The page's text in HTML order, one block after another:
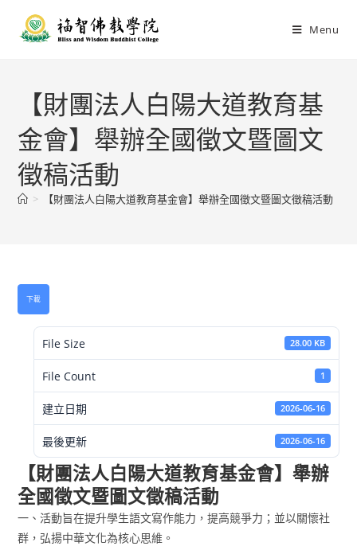
Menu
【財團法人白陽大道教育基
金會】舉辦全國徵文暨圖文
徵稿活動
> 【財團法人白陽大道教育基金會】舉辦全國徵文暨圖文徵稿活動
下載
File Size 28.00 KB
File Count 1
建立日期 2026-06-16
最後更新 2026-06-16
【財團法人白陽大道教育基金會】舉辦
全國徵文暨圖文徵稿活動
一、活動旨在提升學生語文寫作能力，提高競爭力；並以關懷社
群，弘揚中華文化為核心思維。